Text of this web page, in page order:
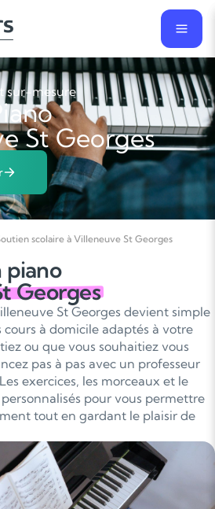
sur-mesure
St Georges
scolaire à Villeneuve St Georges
piano
Georges
St Georges devient simple
à domicile adaptés à votre
ou que vous souhaitiez vous
pas à pas avec un professeur
exercices, les morceaux et le
pour vous permettre
tout en gardant le plaisir de